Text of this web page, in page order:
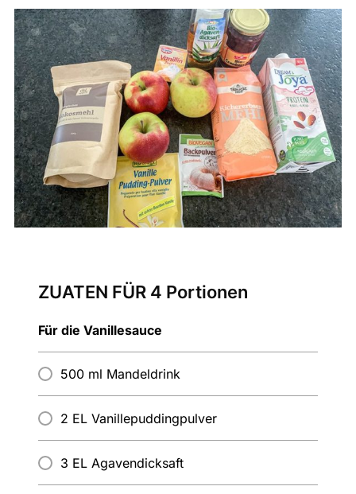
ZUATEN FÜR 4 Portionen
Für die Vanillesauce
500 ml Mandeldrink
2 EL Vanillepuddingpulver
3 EL Agavendicksaft